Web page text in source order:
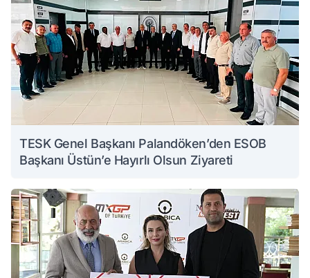
TESK Genel Başkanı Palandöken’den ESOB
Başkanı Üstün’e Hayırlı Olsun Ziyareti